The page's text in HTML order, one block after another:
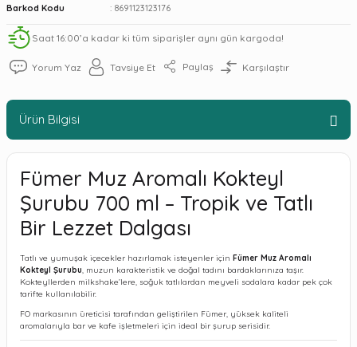
Barkod Kodu
8691123123176
Saat 16:00’a kadar ki tüm siparişler aynı gün kargoda!
Yorum Yaz Tavsiye Et Paylaş Karşılaştır
Ürün Bilgisi
Fümer Muz Aromalı Kokteyl
Şurubu 700 ml – Tropik ve Tatlı
Bir Lezzet Dalgası
Tatlı ve yumuşak içecekler hazırlamak isteyenler için Fümer Muz Aromalı
Kokteyl Şurubu, muzun karakteristik ve doğal tadını bardaklarınıza taşır.
Kokteyllerden milkshake’lere, soğuk tatlılardan meyveli sodalara kadar pek çok
tarifte kullanılabilir.
FO markasının üreticisi tarafından geliştirilen Fümer, yüksek kaliteli
aromalarıyla bar ve kafe işletmeleri için ideal bir şurup serisidir.